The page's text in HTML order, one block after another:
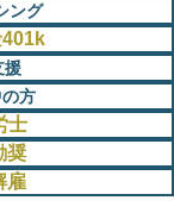
ング
援
方
士
奨
雇